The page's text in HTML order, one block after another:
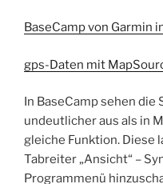
BaseCamp von Garmin
gps-Daten mit
In BaseCamp sehen die
undeutlicher aus als in
gleiche Funktion. Diese
Tabreiter „Ansicht“ –
Programmenü